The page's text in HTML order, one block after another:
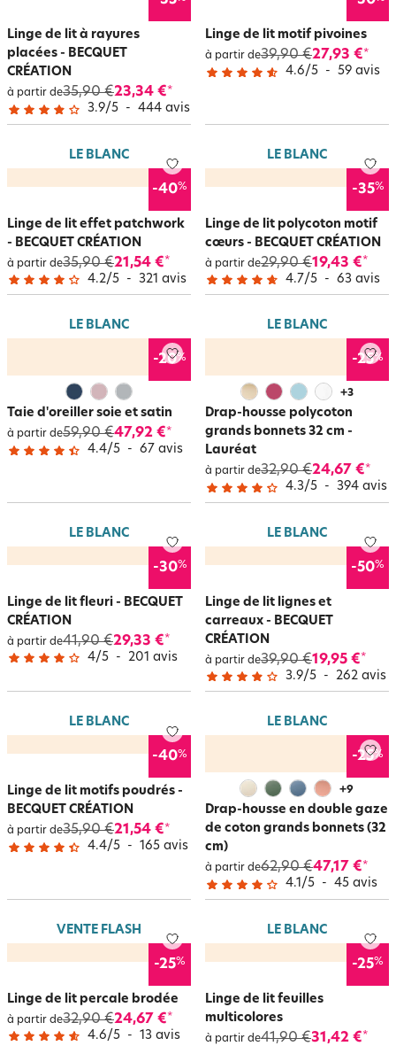
Linge de lit à rayures
placées - BECQUET
CRÉATION
à partir de35,90 €23,34 €*
3.9/5 - 444 avis
Linge de lit motif pivoines
à partir de39,90 €27,93 €*
4.6/5 - 59 avis
LE BLANC
-40%
Linge de lit effet patchwork
- BECQUET CRÉATION
à partir de35,90 €21,54 €*
4.2/5 - 321 avis
LE BLANC
-35%
Linge de lit polycoton motif
cœurs - BECQUET CRÉATION
à partir de29,90 €19,43 €*
4.7/5 - 63 avis
LE BLANC
-20%
Taie d'oreiller soie et satin
à partir de59,90 €47,92 €*
4.4/5 - 67 avis
LE BLANC
-25%
+3
Drap-housse polycoton
grands bonnets 32 cm -
Lauréat
à partir de32,90 €24,67 €*
4.3/5 - 394 avis
LE BLANC
-30%
Linge de lit fleuri - BECQUET
CRÉATION
à partir de41,90 €29,33 €*
4/5 - 201 avis
LE BLANC
-50%
Linge de lit lignes et
carreaux - BECQUET
CRÉATION
à partir de39,90 €19,95 €*
3.9/5 - 262 avis
LE BLANC
-40%
Linge de lit motifs poudrés -
BECQUET CRÉATION
à partir de35,90 €21,54 €*
4.4/5 - 165 avis
LE BLANC
-25%
+9
Drap-housse en double gaze
de coton grands bonnets (32
cm)
à partir de62,90 €47,17 €*
4.1/5 - 45 avis
VENTE FLASH
-25%
Linge de lit percale brodée
à partir de32,90 €24,67 €*
4.6/5 - 13 avis
LE BLANC
-25%
Linge de lit feuilles
multicolores
à partir de41,90 €31,42 €*